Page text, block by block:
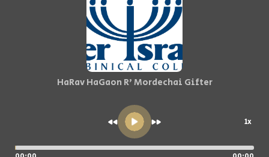
HaRav HaGaon R' Mordechai Gifter
1x